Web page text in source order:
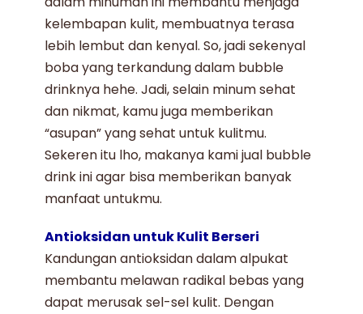
kelembapan kulit, membuatnya terasa
lebih lembut dan kenyal. So, jadi sekenyal
boba yang terkandung dalam bubble
drinknya hehe. Jadi, selain minum sehat
dan nikmat, kamu juga memberikan
“asupan” yang sehat untuk kulitmu.
Sekeren itu lho, makanya kamijual bubble
drinkini agar bisa memberikan banyak
manfaat untukmu.
Antioksidan untuk Kulit Berseri
Kandungan antioksidan dalam alpukat
membantu melawan radikal bebas yang
dapat merusak sel-sel kulit. Dengan